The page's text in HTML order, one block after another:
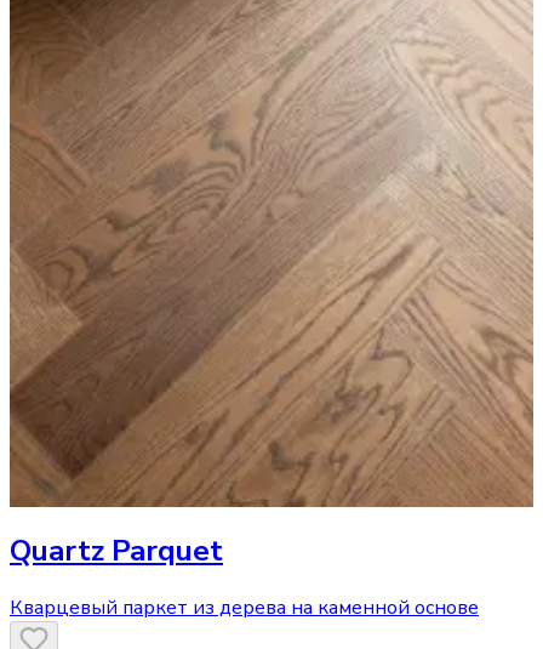
Quartz Parquet
Кварцевый паркет из дерева на каменной основе